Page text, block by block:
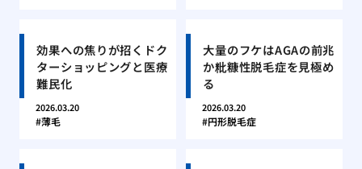
効果への焦りが招くドク
ターショッピングと医療
難民化
2026.03.20
薄毛
大量のフケはAGAの前兆
か粃糠性脱毛症を見極め
る
2026.03.20
円形脱毛症